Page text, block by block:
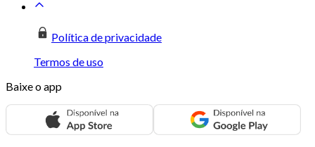
Política de privacidade
Termos de uso
Baixe o app